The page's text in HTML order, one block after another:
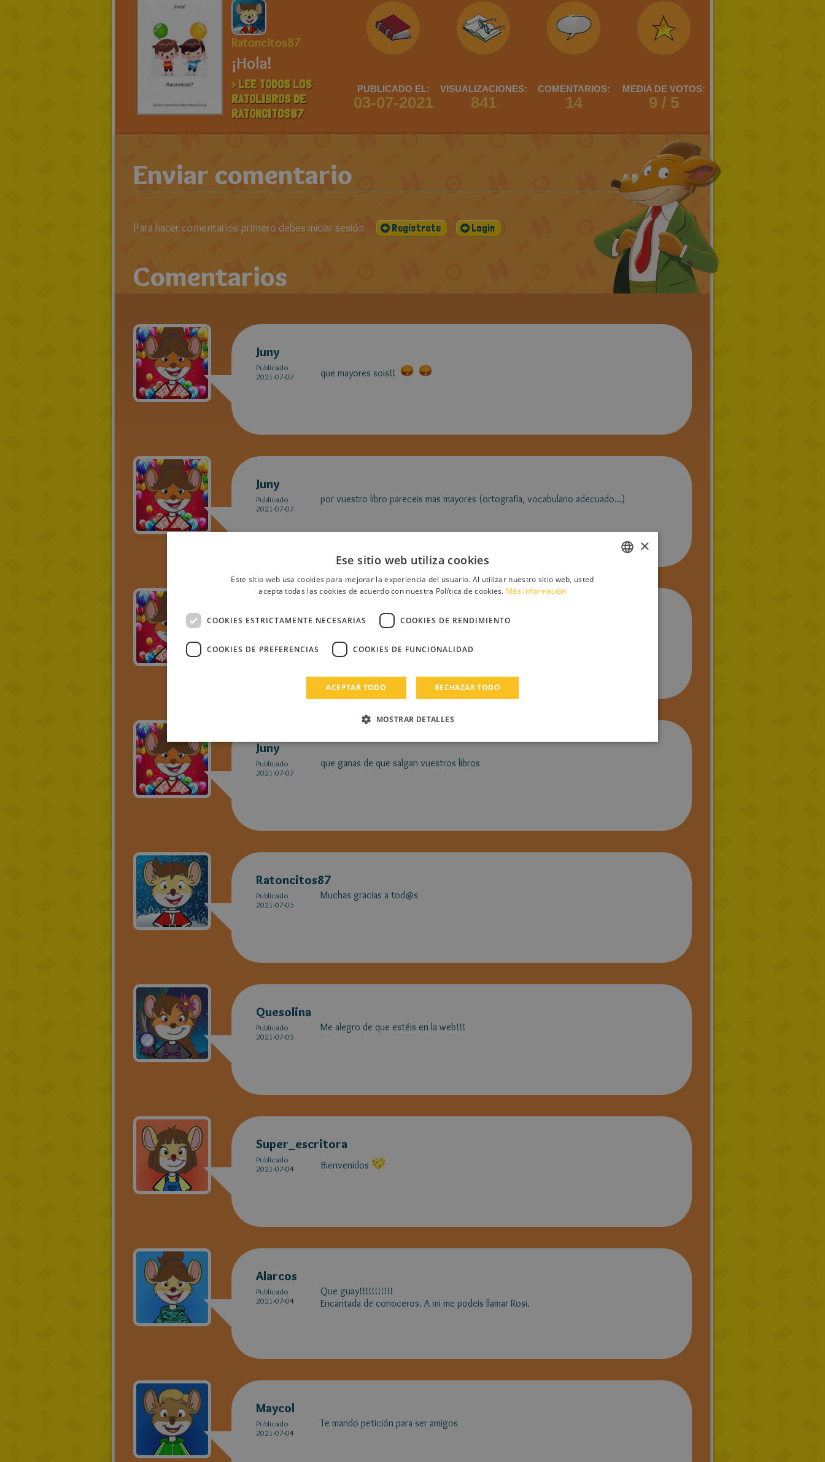
Ratoncitos87
¡Hola!
> LEE TODOS LOS
RATOLIBROS DE
RATONCITOS87
PUBLICADO EL:
03-07-2021
VISUALIZACIONES:
841
COMENTARIOS:
14
MEDIA DE VOTOS:
9 / 5
Enviar comentario
Para hacer comentarios primero debes iniciar sesión Regístrate Login
Comentarios
Juny
Publicado
2021-07-07
que mayores sois!!
Juny
Publicado
2021-07-07
por vuestro libro pareceis mas mayores (ortografia, vocabulario adecuado...)
Juny
no sabia que maycol era tan pequeño
Juny
Publicado
2021-07-07
que ganas de que salgan vuestros libros
Ratoncitos87
Publicado
2021-07-05
Muchas gracias a tod@s
Quesolina
Publicado
2021-07-05
Me alegro de que estéis en la web!!!
Super_escritora
Publicado
2021-07-04
Bienvenidos
Alarcos
Publicado
2021-07-04
Que guay!!!!!!!!!!!
Encantada de conoceros. A mi me podeis llamar Rosi.
Maycol
Publicado
2021-07-04
Te mando petición para ser amigos
TURKISH
CATALAN
×
Ese sitio web utiliza cookies
Este sitio web usa cookies para mejorar la experiencia del usuario. Al utilizar nuestro sitio web, usted
acepta todas las cookies de acuerdo con nuestra Política de cookies. Más información
COOKIES ESTRICTAMENTE NECESARIAS COOKIES DE RENDIMIENTO
COOKIES DE PREFERENCIAS COOKIES DE FUNCIONALIDAD
ACEPTAR TODO RECHAZAR TODO
MOSTRAR DETALLES